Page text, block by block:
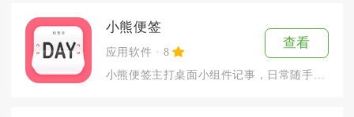
小熊便签
应用软件 8
查看
小熊便签主打桌面小组件记事，日常随手记录、规划待办、设置提醒...